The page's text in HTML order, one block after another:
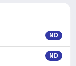
ND
ND